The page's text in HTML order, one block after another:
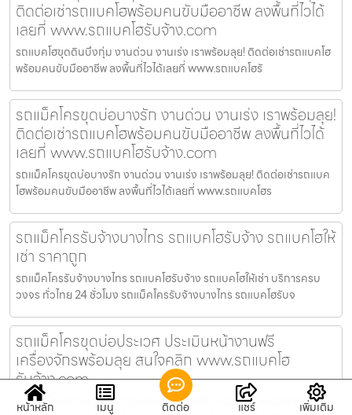
ติดต่อเช่ารถแบคโฮพร้อมคนขับมืออาชีพ ลงพื้นที่ไวได้
เลยที่ www.รถแบคโฮรับจ้าง.com
รถแบคโฮขุดดินบึงกุ่ม งานด่วน งานเร่ง เราพร้อมลุย! ติดต่อเช่ารถแบคโฮ
พร้อมคนขับมืออาชีพ ลงพื้นที่ไวได้เลยที่ www.รถแบคโฮรั
รถแม็คโครขุดบ่อบางรัก งานด่วน งานเร่ง เราพร้อมลุย!
ติดต่อเช่ารถแบคโฮพร้อมคนขับมืออาชีพ ลงพื้นที่ไวได้
เลยที่ www.รถแบคโฮรับจ้าง.com
รถแม็คโครขุดบ่อบางรัก งานด่วน งานเร่ง เราพร้อมลุย! ติดต่อเช่ารถแบค
โฮพร้อมคนขับมืออาชีพ ลงพื้นที่ไวได้เลยที่ www.รถแบคโฮร
รถแม็คโครรับจ้างบางไทร รถแบคโฮรับจ้าง รถแบคโฮให้
เช่า ราคาถูก
รถแม็คโครรับจ้างบางไทร รถแบคโฮรับจ้าง รถแบคโฮให้เช่า บริการครบ
วงจร ทั่วไทย 24 ชั่วโมง รถแม็คโครรับจ้างบางไทร รถแบคโฮรับจ
รถแม็คโครขุดบ่อประเวศ ประเมินหน้างานฟรี
เครื่องจักรพร้อมลุย สนใจคลิก www.รถแบคโฮ
รับจ้าง.com
รถแม็คโครขุดบ่อประเวศ ประเมินหน้างานฟรี เครื่องจักรพร้อมลุย สนใจ
หน้าหลัก เมนู ติดต่อ แชร์ เพิ่มเติม